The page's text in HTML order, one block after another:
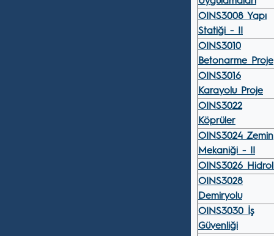
OINS3008 Yapı
Statiği - II
OINS3010
Betonarme Proje
OINS3016
Karayolu Proje
OINS3022
Köprüler
OINS3024 Zemin
Mekaniği - II
OINS3026
OINS3028
Demiryolu
OINS3030 İş
Güvenliği